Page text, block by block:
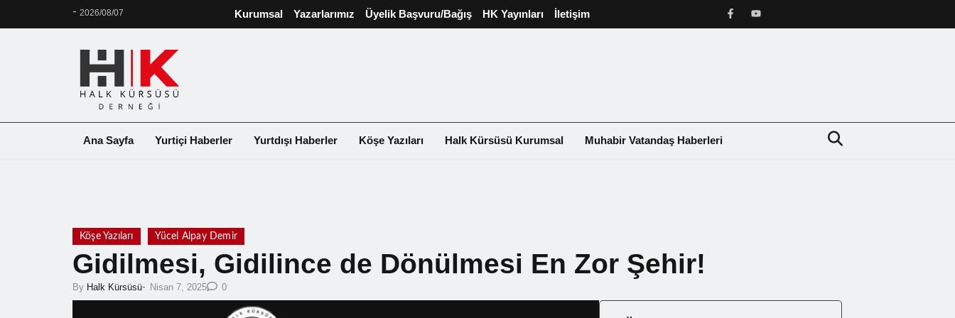
- 2026/08/07 Kurumsal Yazarlarımız Üyelik Başvuru/Bağış HK Yayınları İletişim
Ana Sayfa Yurtiçi Haberler Yurtdışı Haberler Köşe Yazıları Halk Kürsüsü Kurumsal Muhabir Vatandaş Haberleri
Köşe Yazıları Yücel Alpay Demir
Gidilmesi, Gidilince de Dönülmesi En Zor Şehir!
By Halk Kürsüsü- Nisan 7, 2025 0